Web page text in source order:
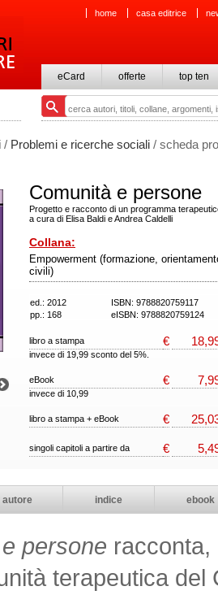
home casa editrice
eCard offerte top ten
/ Problemi e ricerche sociali / scheda
Comunità e persone
Progetto e racconto di un programma
a cura di Elisa Baldi e Andrea Caldelli
Collana:
Empowerment (formazione,
civili)
ed.: 2012
ISBN: 9788820759117
pp.: 168
eISBN: 9788820759124
libro a stampa €
invece di 19,99 sconto del 5%.
eBook €
invece di 10,99
libro a stampa + eBook €
singoli capitoli a partire da €
autore indice ebook
persone
terapeutica del